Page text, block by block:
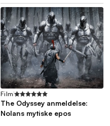
Film
The Odyssey anmeldelse:
Nolans mytiske epos